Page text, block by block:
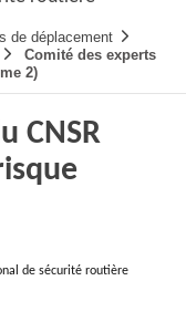
de déplacement
Comité des experts
2)
CNSR
de sécurité routière